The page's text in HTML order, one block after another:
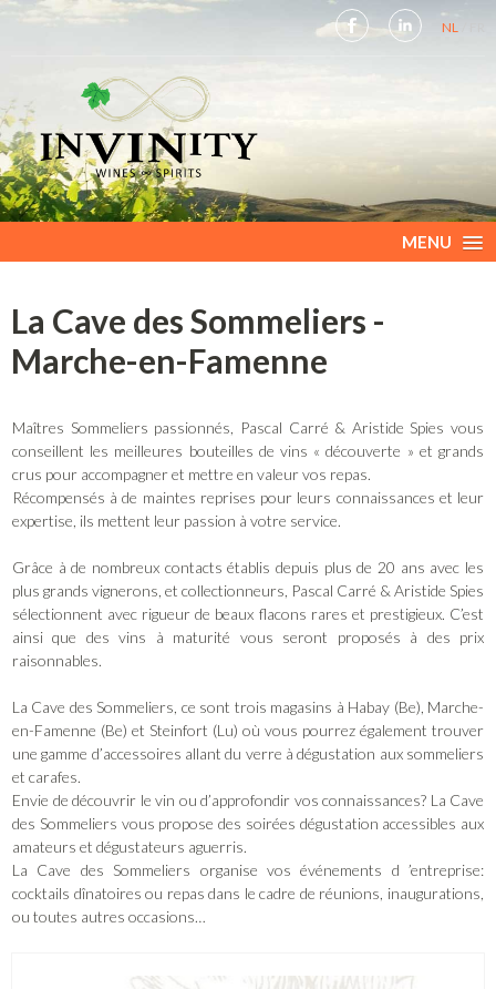
NL
MENU
La Cave des Sommeliers -
Marche-en-Famenne
Maîtres Sommeliers passionnés, Pascal Carré & Aristide Spies vous
conseillent les meilleures bouteilles de vins « découverte » et grands
crus pour accompagner et mettre en valeur vos repas.
Récompensés à de maintes reprises pour leurs connaissances et leur
expertise, ils mettent leur passion à votre service.
Grâce à de nombreux contacts établis depuis plus de 20 ans avec les
plus grands vignerons, et collectionneurs, Pascal Carré & Aristide Spies
sélectionnent avec rigueur de beaux flacons rares et prestigieux. C’est
ainsi que des vins à maturité vous seront proposés à des prix
raisonnables.
La Cave des Sommeliers, ce sont trois magasins à Habay (Be), Marche-
en-Famenne (Be) et Steinfort (Lu) où vous pourrez également trouver
une gamme d’accessoires allant du verre à dégustation aux sommeliers
et carafes.
Envie de découvrir le vin ou d’approfondir vos connaissances? La Cave
des Sommeliers vous propose des soirées dégustation accessibles aux
amateurs et dégustateurs aguerris.
La Cave des Sommeliers organise vos événements d ’entreprise:
cocktails dînatoires ou repas dans le cadre de réunions, inaugurations,
ou toutes autres occasions…